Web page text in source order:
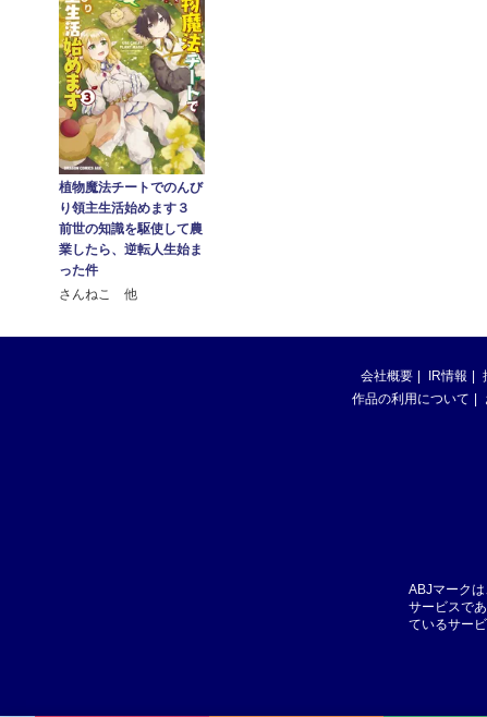
植物魔法チートでのんび
り領主生活始めます３
前世の知識を駆使して農
業したら、逆転人生始ま
った件
さんねこ 他
会社概要 IR情報
作品の利用について
ABJマーク
サービスで
ているサー